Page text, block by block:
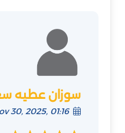
سوزان عطيه
30, 2025, 01:16